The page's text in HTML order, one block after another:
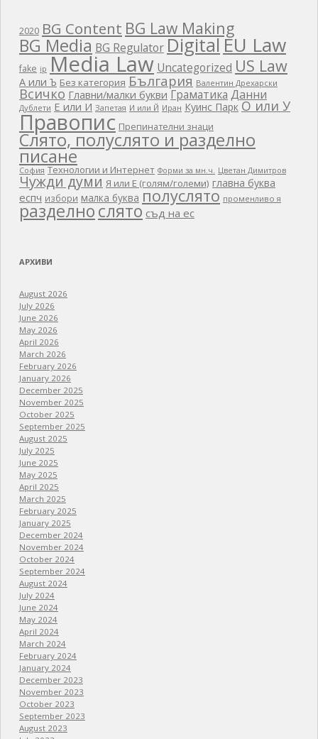
2020 BG Content BG Law Making
BG Media BG RegulatorDigitalEU Law
fake ip Media Law Uncategorized US Law
А или Ъ Без категория България Валентин Дрехарски
Всичко Главни/малки букви Граматика Данни
Дублети Е или И Запетая И или Й Иран Куинс Парк О или У
Правопис Препинателни знаци
Слято, полуслято и разделно
писане
София Технологии и Интернет Форми за мн.ч. Цветан Димитров
Чужди думи Я или Е (голям/големи) главна буква
еспч избори малка буква полуслято променливо я
разделнослято съд на ес
АРХИВИ
August 2026
July 2026
June 2026
May 2026
April 2026
March 2026
February 2026
January 2026
December 2025
November 2025
October 2025
September 2025
August 2025
July 2025
June 2025
May 2025
April 2025
March 2025
February 2025
January 2025
December 2024
November 2024
October 2024
September 2024
August 2024
July 2024
June 2024
May 2024
April 2024
March 2024
February 2024
January 2024
December 2023
November 2023
October 2023
September 2023
August 2023